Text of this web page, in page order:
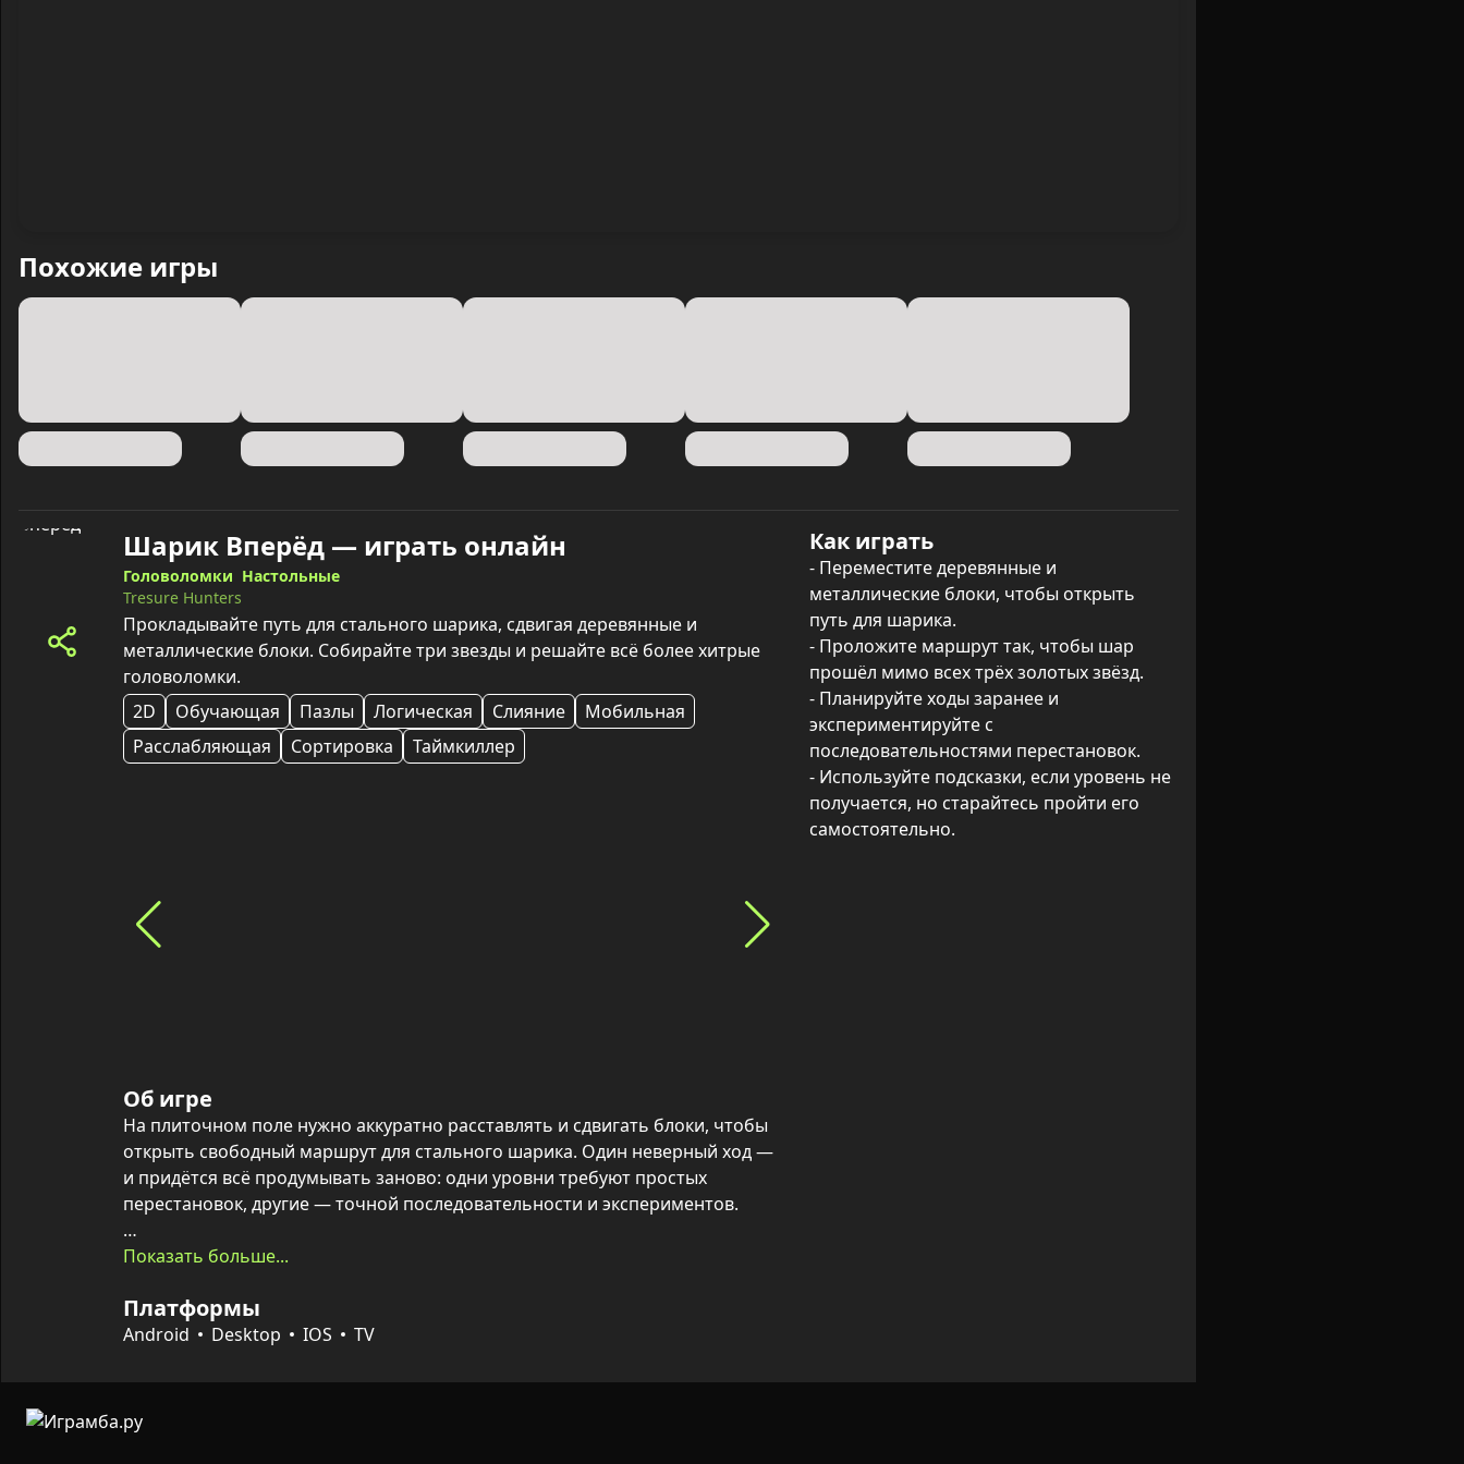
Похожие игры
Шарик Вперёд — играть онлайн
Головоломки Настольные
Tresure Hunters
Прокладывайте путь для стального шарика, сдвигая деревянные и
металлические блоки. Собирайте три звезды и решайте всё более хитрые
головоломки.
2D
Обучающая Пазлы Логическая Слияние
Мобильная
Расслабляющая
Сортировка Таймкиллер
Как играть
- Переместите деревянные и
металлические блоки, чтобы открыть
путь для шарика.
- Проложите маршрут так, чтобы шар
прошёл мимо всех трёх золотых звёзд.
- Планируйте ходы заранее и
экспериментируйте с
последовательностями перестановок.
- Используйте подсказки, если уровень не
получается, но старайтесь пройти его
самостоятельно.
Об игре
На плиточном поле нужно аккуратно расставлять и сдвигать блоки, чтобы
открыть свободный маршрут для стального шарика. Один неверный ход —
и придётся всё продумывать заново: одни уровни требуют простых
перестановок, другие — точной последовательности и экспериментов.
По мере прохождения появляются более сложные конфигурации и
стратегическое мышление. Подсказки доступны, но большее удовольствие
приносит собственное решение каждого уровня и поиск оптимального
Показать больше...
Платформы
Android Desktop IOS TV